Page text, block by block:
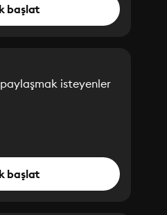
başlat
isteyenler
başlat